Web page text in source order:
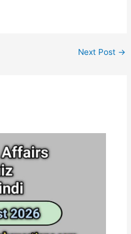
Next Post →